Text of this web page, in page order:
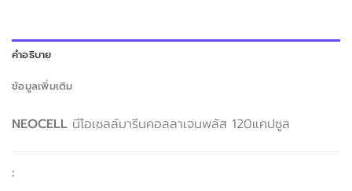
คำอธิบาย
ข้อมูลเพิ่มเติม
NEOCELL นีโอเซลล์มารีนคอลลาเจนพลัส 120แคปซูล
: